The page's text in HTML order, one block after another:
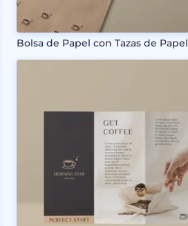
Bolsa de Papel con Tazas de Papel